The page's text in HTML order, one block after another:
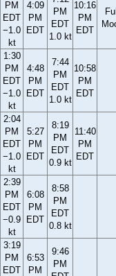
PM
EDT
−1.0
kt
4:09
PM
EDT
PM
EDT
1.0 kt
10:16
PM
EDT
1:30
PM
EDT
−1.0
kt
4:48
PM
EDT
7:44
PM
EDT
1.0 kt
10:58
PM
EDT
2:04
PM
EDT
−1.0
kt
5:27
PM
EDT
8:19
PM
EDT
0.9 kt
11:40
PM
EDT
2:39
PM
EDT
−0.9
kt
6:08
PM
EDT
8:58
PM
EDT
0.8 kt
3:19
PM
EDT
6:53
PM
9:46
PM